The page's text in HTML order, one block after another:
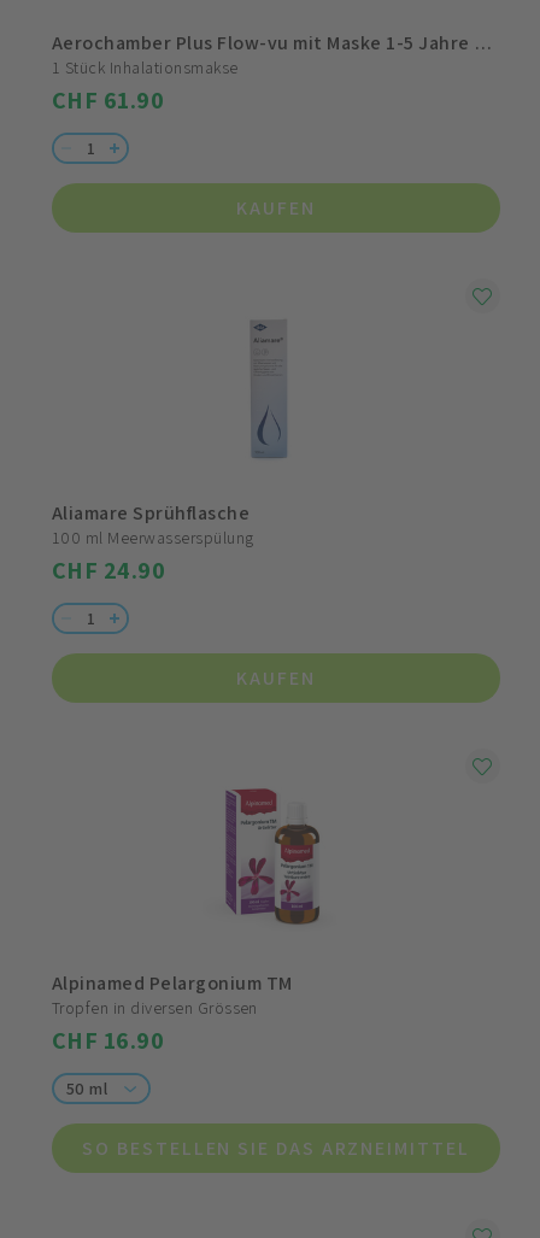
Aerochamber Plus Flow-vu mit Maske 1-5 Jahre Gelb
1 Stück Inhalationsmakse
CHF 61.90
KAUFEN
Aliamare Sprühflasche
100 ml Meerwasserspülung
CHF 24.90
KAUFEN
Alpinamed Pelargonium TM
Tropfen in diversen Grössen
CHF 16.90
50 ml
SO BESTELLEN SIE DAS ARZNEIMITTEL